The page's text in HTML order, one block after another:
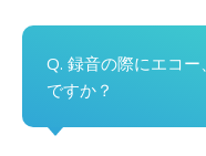
Q. 録音の際にエコ
ですか？